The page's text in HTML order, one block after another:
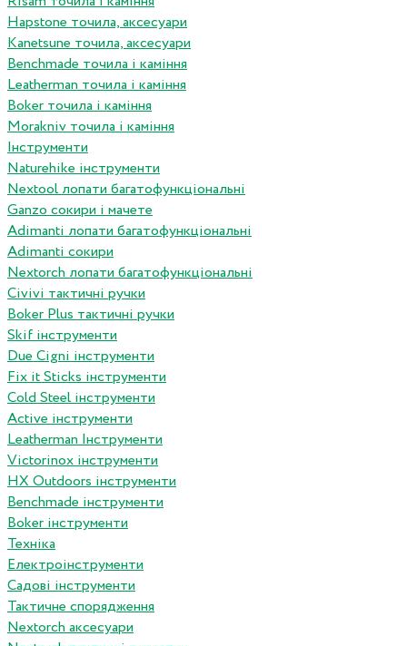
Hapstone точила, аксесуари
Kanetsune точила, аксесуари
Benchmade точила і каміння
Leatherman точила і каміння
Boker точила і каміння
Morakniv точила і каміння
Інструменти
Naturehike інструменти
Nextool лопати багатофункціональні
Ganzo сокири і мачете
Adimanti лопати багатофункціональні
Adimanti сокири
Nextorch лопати багатофункціональні
Сivivi тактичні ручки
Boker Plus тактичні ручки
Skif інструменти
Due Cigni інструменти
Fix it Sticks інструменти
Сold Steel інструменти
Active інструменти
Leatherman Інструменти
Victorinox інструменти
HX Outdoors інструменти
Benchmade інструменти
Boker інструменти
Техніка
Електроінструменти
Садові інструменти
Тактичне спорядження
Nextorch аксесуари